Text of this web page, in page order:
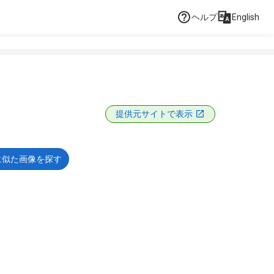
ヘルプ English
提供元サイトで表示
た画像を探す